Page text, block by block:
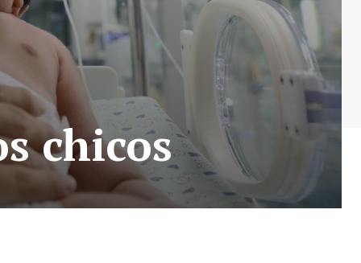
chicos